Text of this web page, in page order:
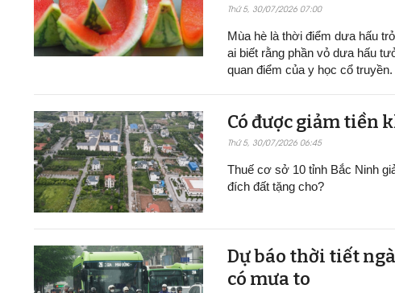
Thứ 5, 30/07/2026 07:00
Mùa hè là thời điểm dưa hấu
ai biết rằng phần vỏ dưa hấu
quan điểm của y học cổ truyền.
Có được giảm tiền
Thứ 5, 30/07/2026 06:45
Thuế cơ sở 10 tỉnh Bắc Ninh
đích đất tặng cho?
Dự báo thời tiết
có mưa to